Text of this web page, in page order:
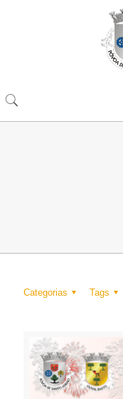
Categorias Tags